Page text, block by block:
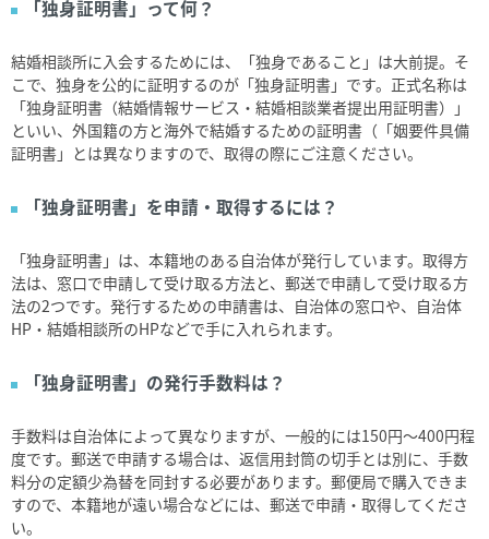
「独身証明書」って何？
結婚相談所に入会するためには、「独身であること」は大前提。そ
こで、独身を公的に証明するのが「独身証明書」です。正式名称は
「独身証明書（結婚情報サービス・結婚相談業者提出用証明書）」
といい、外国籍の方と海外で結婚するための証明書（「姻要件具備
証明書」とは異なりますので、取得の際にご注意ください。
「独身証明書」を申請・取得するには？
「独身証明書」は、本籍地のある自治体が発行しています。取得方
法は、窓口で申請して受け取る方法と、郵送で申請して受け取る方
法の2つです。発行するための申請書は、自治体の窓口や、自治体
HP ・結婚相談所のHPなどで手に入れられます。
「独身証明書」の発行手数料は？
手数料は自治体によって異なりますが、一般的には150円～400円程
度です。郵送で申請する場合は、返信用封筒の切手とは別に、手数
料分の定額少為替を同封する必要があります。郵便局で購入できま
すので、本籍地が遠い場合などには、郵送で申請・取得してくださ
い。